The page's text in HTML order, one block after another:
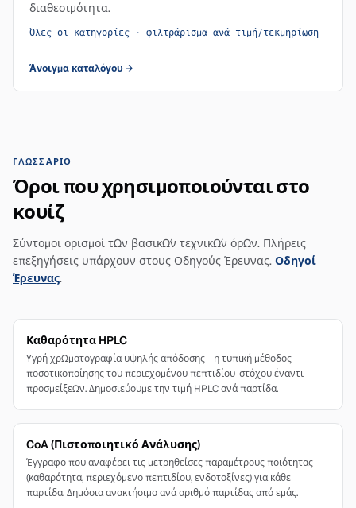
διαθεσιμότητα.
Όλες οι κατηγορίες · φιλτράρισμα ανά τιμή/τεκμηρίωση
Άνοιγμα καταλόγου →
ΓΛΩΣΣΆΡΙΟ
Όροι που χρησιμοποιούνται στο
κουίζ
Σύντομοι ορισμοί των βασικών τεχνικών όρων. Πλήρεις
επεξηγήσεις υπάρχουν στους Οδηγούς Έρευνας. Οδηγοί
Έρευνας.
Καθαρότητα HPLC
Υγρή χρωματογραφία υψηλής απόδοσης - η τυπική μέθοδος
ποσοτικοποίησης του περιεχομένου πεπτιδίου-στόχου έναντι
προσμείξεων. Δημοσιεύουμε την τιμή HPLC ανά παρτίδα.
CoA (Πιστοποιητικό Ανάλυσης)
Έγγραφο που αναφέρει τις μετρηθείσες παραμέτρους ποιότητας
(καθαρότητα, περιεχόμενο πεπτιδίου, ενδοτοξίνες) για κάθε
παρτίδα. Δημόσια ανακτήσιμο ανά αριθμό παρτίδας από εμάς.